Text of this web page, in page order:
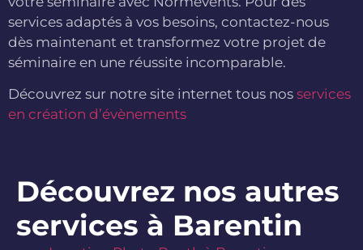
services adaptés à vos besoins, contactez-nous
dès maintenant et transformez votre projet de
séminaire en une réussite incomparable.
Découvrez sur notre site internet tous nos services
en création d’évènements
Découvrez nos autres
services à Barentin